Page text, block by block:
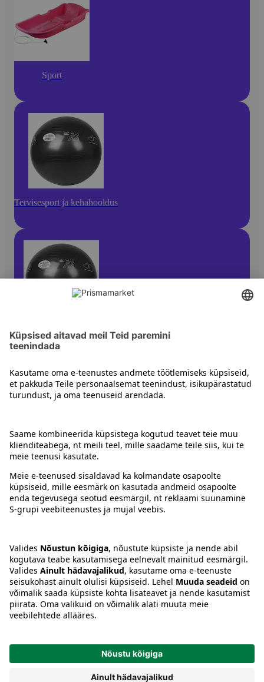
Sport
Tervisesport ja kehahooldus
Väikesed spordivahendid
Juhised
Tingimused
Keel:ETENRU